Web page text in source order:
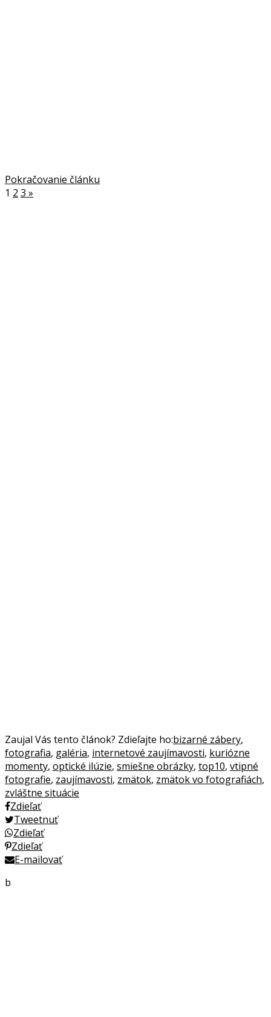
Pokračovanie článku
1 2 3 »
Zaujal Vás tento článok? Zdieľajte ho:bizarné zábery,
fotografia, galéria, internetové zaujímavosti, kuriózne
momenty, optické ilúzie, smiešne obrázky, top10, vtipné
fotografie, zaujímavosti, zmätok, zmätok vo fotografiách,
zvláštne situácie
Zdieľať
Tweetnuť
Zdieľať
Zdieľať
E-mailovať
b